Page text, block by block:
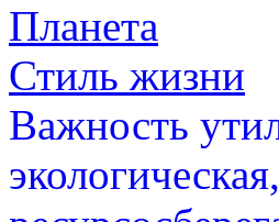
Планета
Стиль жизни
Важность